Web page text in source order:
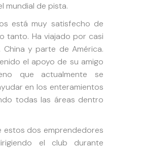
mundial de pista.
está muy satisfecho de
tanto. Ha viajado por casi
China y parte de América.
el apoyo de su amigo
que actualmente se
en los enteramientos
todas las áreas dentro
estos dos emprendedores
el club durante